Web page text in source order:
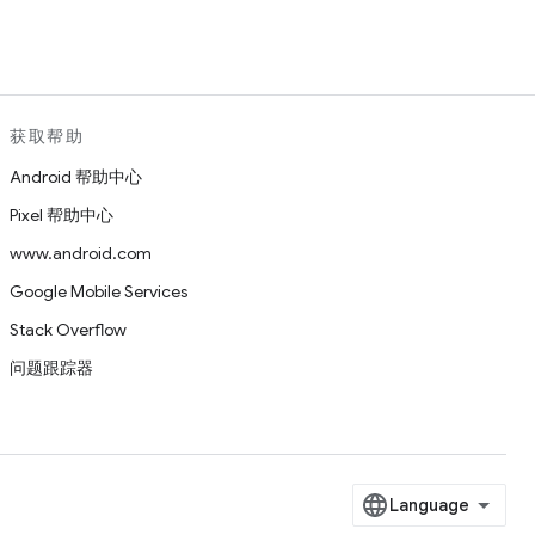
获取帮助
Android 帮助中心
Pixel 帮助中心
www.android.com
Google Mobile Services
Stack Overflow
问题跟踪器